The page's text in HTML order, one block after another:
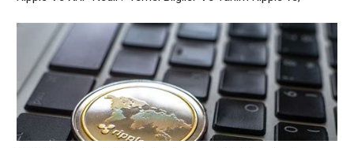
gerçekleştirmek amacıyla geliştirilmiş bir dijital ödeme
protokolüdür. 2012 yılında kurulan Ripple Labs, bu teknolojinin
arkasındaki şirkettir. XRP ise Ripple ağında kullanılan